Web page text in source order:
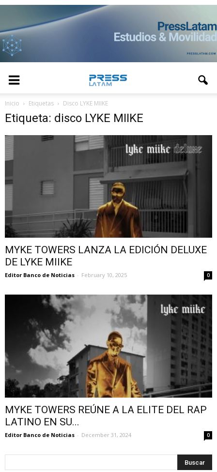
Inicio Etiquetas Disco LYKE MIIKE
Etiqueta: disco LYKE MIIKE
MYKE TOWERS LANZA LA EDICIÓN DELUXE
DE LYKE MIIKE
Editor Banco de Noticias - February 10, 2025 0
MYKE TOWERS REÚNE A LA ELITE DEL RAP
LATINO EN SU...
Editor Banco de Noticias - December 31, 2024 0